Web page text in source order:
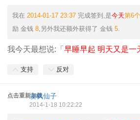
我在 2014-01-17 23:37 完成签到,是今天第6
励 金钱 8,另外我还额外获得了 金钱 5.
我今天最想说:「 早睡早起 明天又是一
支持 反对
点击重新加载凌枫仙子
2014-1-18 10:22:22